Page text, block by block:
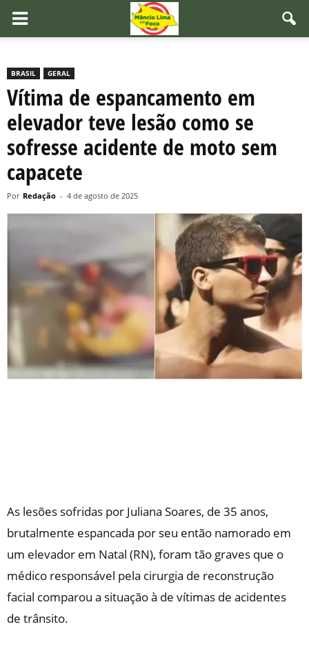
BRASIL GERAL
Vítima de espancamento em
elevador teve lesão como se
sofresse acidente de moto sem
capacete
Por Redação - 4 de agosto de 2025
As lesões sofridas por Juliana Soares, de 35 anos,
brutalmente espancada por seu então namorado em
um elevador em Natal (RN), foram tão graves que o
médico responsável pela cirurgia de reconstrução
facial comparou a situação à de vítimas de acidentes
de trânsito.